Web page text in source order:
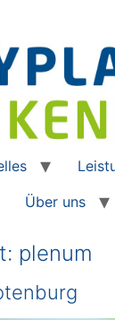
Über uns
plenum